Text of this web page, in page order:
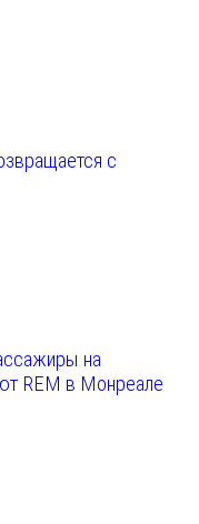
с
на
REM в Монреале